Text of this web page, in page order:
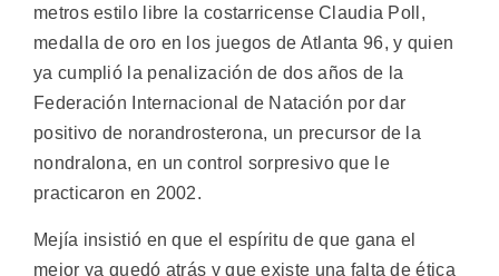
metros estilo libre la costarricense Claudia Poll,
medalla de oro en los juegos de Atlanta 96, y quien
ya cumplió la penalización de dos años de la
Federación Internacional de Natación por dar
positivo de norandrosterona, un precursor de la
nondralona, en un control sorpresivo que le
practicaron en 2002.
Mejía insistió en que el espíritu de que gana el
mejor ya quedó atrás y que existe una falta de ética